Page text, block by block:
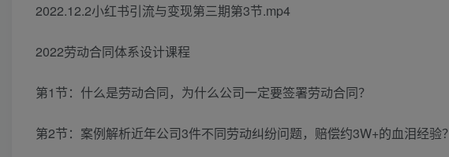
2022.12.2小红书引流与变现第三期第3节.mp4
2022劳动合同体系设计课程
第1节：什么是劳动合同，为什么公司一定要签署劳动合同？
第2节：案例解析近年公司3件不同劳动纠纷问题，赔偿约3W+的血泪经验？